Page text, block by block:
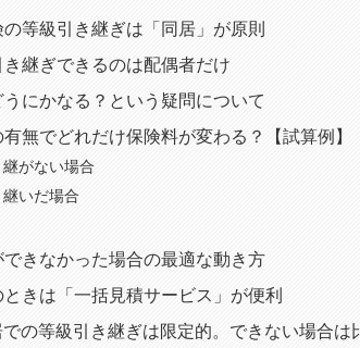
等級引き継ぎは「同居」が原則
き継ぎできるのは配偶者だけ
にかなる？という疑問について
無でどれだけ保険料が変わる？【試算例】
がない場合
いだ場合
できなかった場合の最適な動き方
きは「一括見積サービス」が便利
での等級引き継ぎは限定的。できない場合は